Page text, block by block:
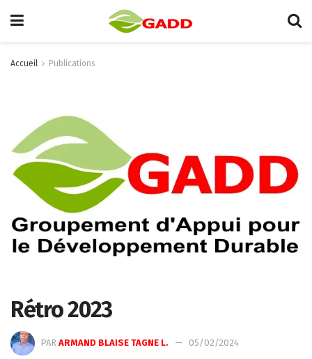
Accueil Publications
Rétro 2023
PAR ARMAND BLAISE TAGNE L. 05/02/2024